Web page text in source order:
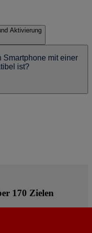
Aktivierung
Smartphone mit einer
ist?
170 Zielen